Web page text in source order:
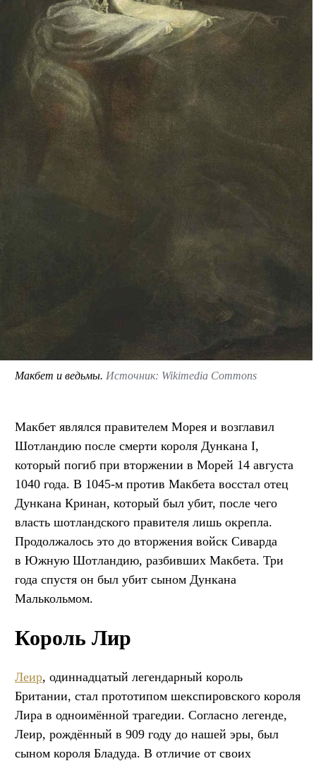
Макбет и ведьмы. Источник: Wikimedia Commons
Макбет являлся правителем Морея и возглавил
Шотландию после смерти короля Дункана I,
который погиб при вторжении в Морей 14 августа
1040 года. В 1045-м против Макбета восстал отец
Дункана Кринан, который был убит, после чего
власть шотландского правителя лишь окрепла.
Продолжалось это до вторжения войск Сиварда
в Южную Шотландию, разбивших Макбета. Три
года спустя он был убит сыном Дункана
Малькольмом.
Король Лир
Леир, одиннадцатый легендарный король
Британии, стал прототипом шекспировского короля
Лира в одноимённой трагедии. Согласно легенде,
Леир, рождённый в 909 году до нашей эры, был
сыном короля Бладуда. В отличие от своих